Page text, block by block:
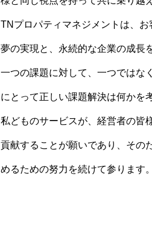
TNプロパティマネジメントは、
夢の実現と、永続的な企業の成長
一つの課題に対して、一つではな
にとって正しい課題解決は何かを
私どものサービスが、経営者の皆
貢献することが願いであり、その
めるための努力を続けて参ります。